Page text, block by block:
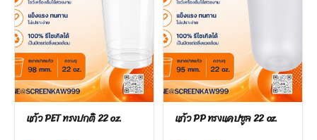
แก้ว PET ทรงปกติ 22 oz. แก้ว PP ทรงแคปซูล 22 oz.